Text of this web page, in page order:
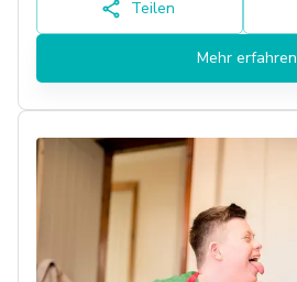
Teilen
Mehr erfahren